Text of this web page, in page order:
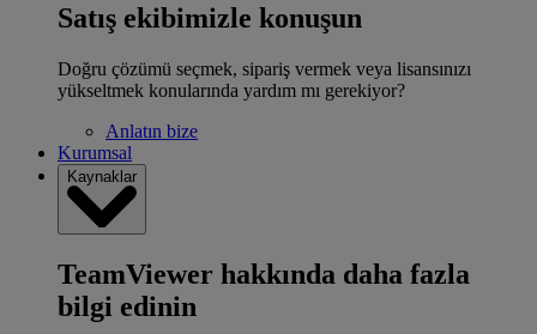
Satış ekibimizle konuşun
Doğru çözümü seçmek, sipariş vermek veya lisansınızı
yükseltmek konularında yardım mı gerekiyor?
Anlatın bize
Kurumsal
Kaynaklar
TeamViewer hakkında daha fazla
bilgi edinin